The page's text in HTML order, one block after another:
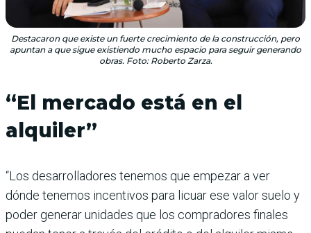
Destacaron que existe un fuerte crecimiento de la construcción, pero
apuntan a que sigue existiendo mucho espacio para seguir generando
obras. Foto: Roberto Zarza.
“El mercado está en el
alquiler”
“Los desarrolladores tenemos que empezar a ver
dónde tenemos incentivos para licuar ese valor suelo y
poder generar unidades que los compradores finales